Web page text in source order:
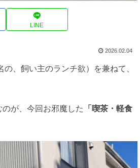
LINE
2026.02.04
、飼い主のランチ欲）を兼ねて、
が、今回お邪魔した
「喫茶・軽食